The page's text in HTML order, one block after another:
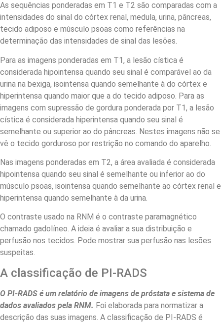
As sequências ponderadas em T1 e T2 são comparadas com a
intensidades do sinal do córtex renal, medula, urina, pâncreas,
tecido adiposo e músculo psoas como referências na
determinação das intensidades de sinal das lesões.
Para as imagens ponderadas em T1, a lesão cística é
considerada hipointensa quando seu sinal é comparável ao da
urina na bexiga, isointensa quando semelhante à do córtex e
hiperintensa quando maior que a do tecido adiposo. Para as
imagens com supressão de gordura ponderada por T1, a lesão
cística é considerada hiperintensa quando seu sinal é
semelhante ou superior ao do pâncreas. Nestes imagens não se
vê o tecido gorduroso por restrição no comando do aparelho.
Nas imagens ponderadas em T2, a área avaliada é considerada
hipointensa quando seu sinal é semelhante ou inferior ao do
músculo psoas, isointensa quando semelhante ao córtex renal e
hiperintensa quando semelhante à da urina.
O contraste usado na RNM é o contraste paramagnético
chamado gadolíneo. A ideia é avaliar a sua distribuição e
perfusão nos tecidos. Pode mostrar sua perfusão nas lesões
suspeitas.
A classificação de PI-RADS
O PI-RADS é um relatório de imagens de próstata e sistema de
dados avaliados pela RNM. Foi elaborada para normatizar a
descrição das suas imagens. A classificação de PI-RADS é